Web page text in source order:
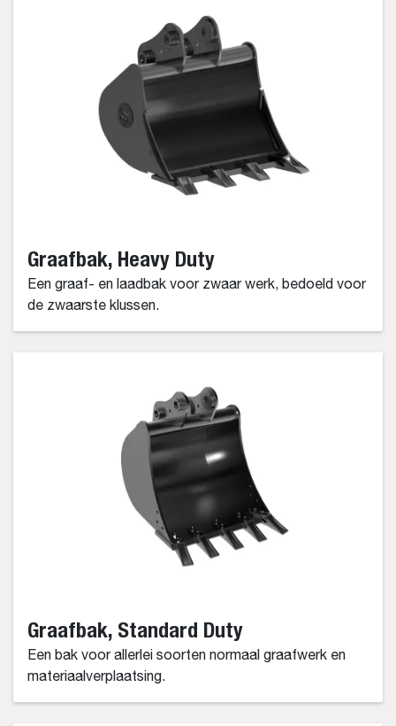
Graafbak, Heavy Duty
Een graaf- en laadbak voor zwaar werk, bedoeld voor
de zwaarste klussen.
Graafbak, Standard Duty
Een bak voor allerlei soorten normaal graafwerk en
materiaalverplaatsing.